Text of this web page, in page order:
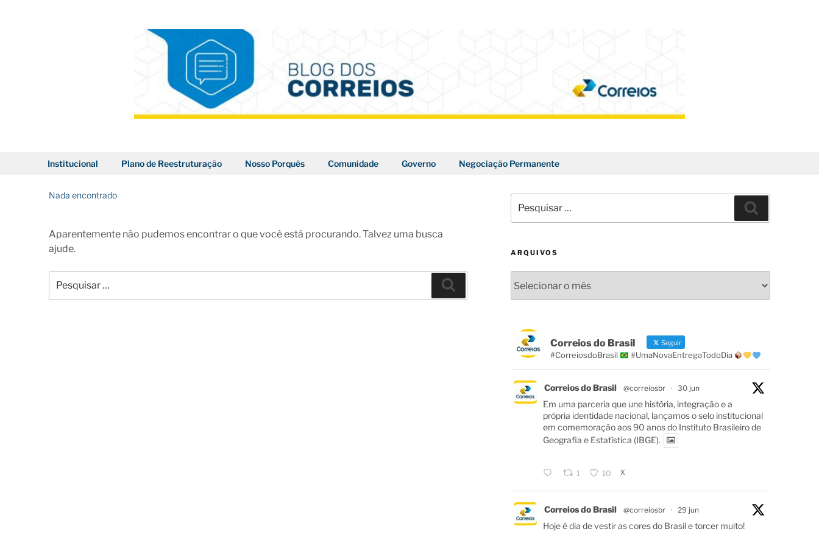
Institucional Plano de Reestruturação Nosso Porquês Comunidade Governo Negociação Permanente
Nada encontrado
Aparentemente não pudemos encontrar o que você está procurando. Talvez uma busca
ajude.
por:
por:
ARQUIVOS
Correios do Brasil Seguir
#CorreiosdoBrasil #UmaNovaEntregaTodoDia
Correios do Brasil @correiosbr · 30 jun
Em uma parceria que une história, integração e a
própria identidade nacional, lançamos o selo institucional
em comemoração aos 90 anos do Instituto Brasileiro de
Geografia e Estatística (IBGE).
1 10 X
Correios do Brasil @correiosbr · 29 jun
Hoje é dia de vestir as cores do Brasil e torcer muito!